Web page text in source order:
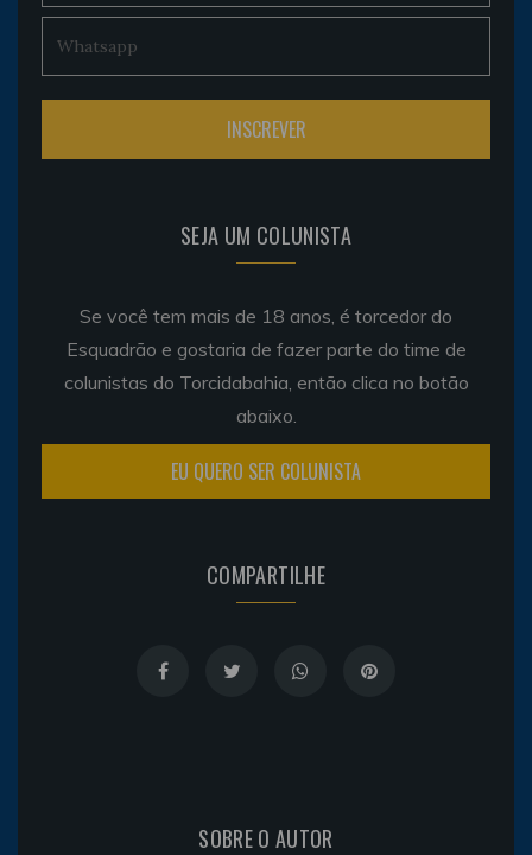
SEJA UM COLUNISTA
Se você tem mais de 18 anos, é torcedor do
Esquadrão e gostaria de fazer parte do time de
colunistas do Torcidabahia, então clica no botão
abaixo.
EU QUERO SER COLUNISTA
COMPARTILHE
SOBRE O AUTOR